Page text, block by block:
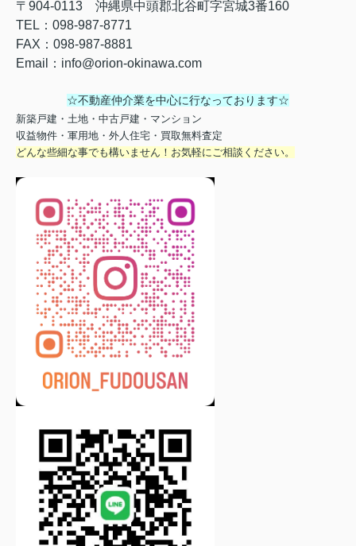
〒 904-0113 沖縄県中頭郡北谷町字宮城3番160
TEL ： 098-987-8771
FAX ： 098-987-8881
Email
： info@orion-okinawa.com
☆不動産仲介業を中心に行なっております☆
新築戸建・土地・中古戸建・マンション
収益物件・軍用地・外人住宅・買取無料査定
どんな些細な事でも構いません！お気軽にご相談ください。